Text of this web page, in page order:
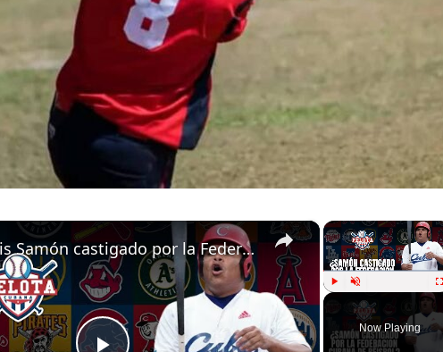
Unmute
Now Playing
×
¿Yordanis Samón castigado por la Federación Cubana de Béisbol?